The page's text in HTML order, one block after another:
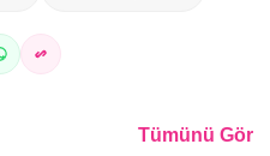
Tümünü Gör